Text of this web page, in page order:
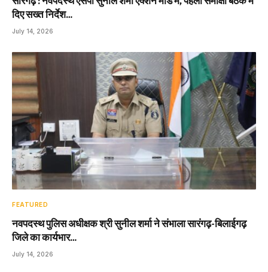
दिए सख्त निर्देश…
July 14, 2026
FEATURED
नवपदस्थ पुलिस अधीक्षक श्री सुनील शर्मा ने संभाला सारंगढ़-बिलाईगढ़
जिले का कार्यभार…
July 14, 2026